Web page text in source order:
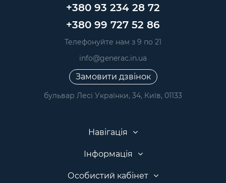
+380 93 234 28 72
+380 99 727 52 86
Телефонуйте нам з 9 по 21
info@generac.in.ua
Замовити дзвінок
бульвар Лесі Українки, 34, Київ, 01133
Навігація
Інформація
Особистий кабінет